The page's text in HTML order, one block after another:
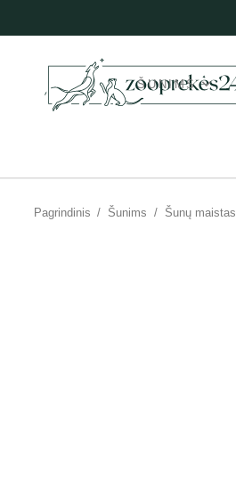
ŠUNIMS
Pagrindinis / Šunims / Šunų maistas